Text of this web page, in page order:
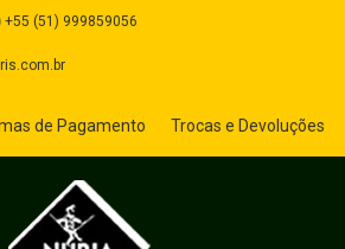
+55 (51) 999859056
de Pagamento Trocas e Devoluções